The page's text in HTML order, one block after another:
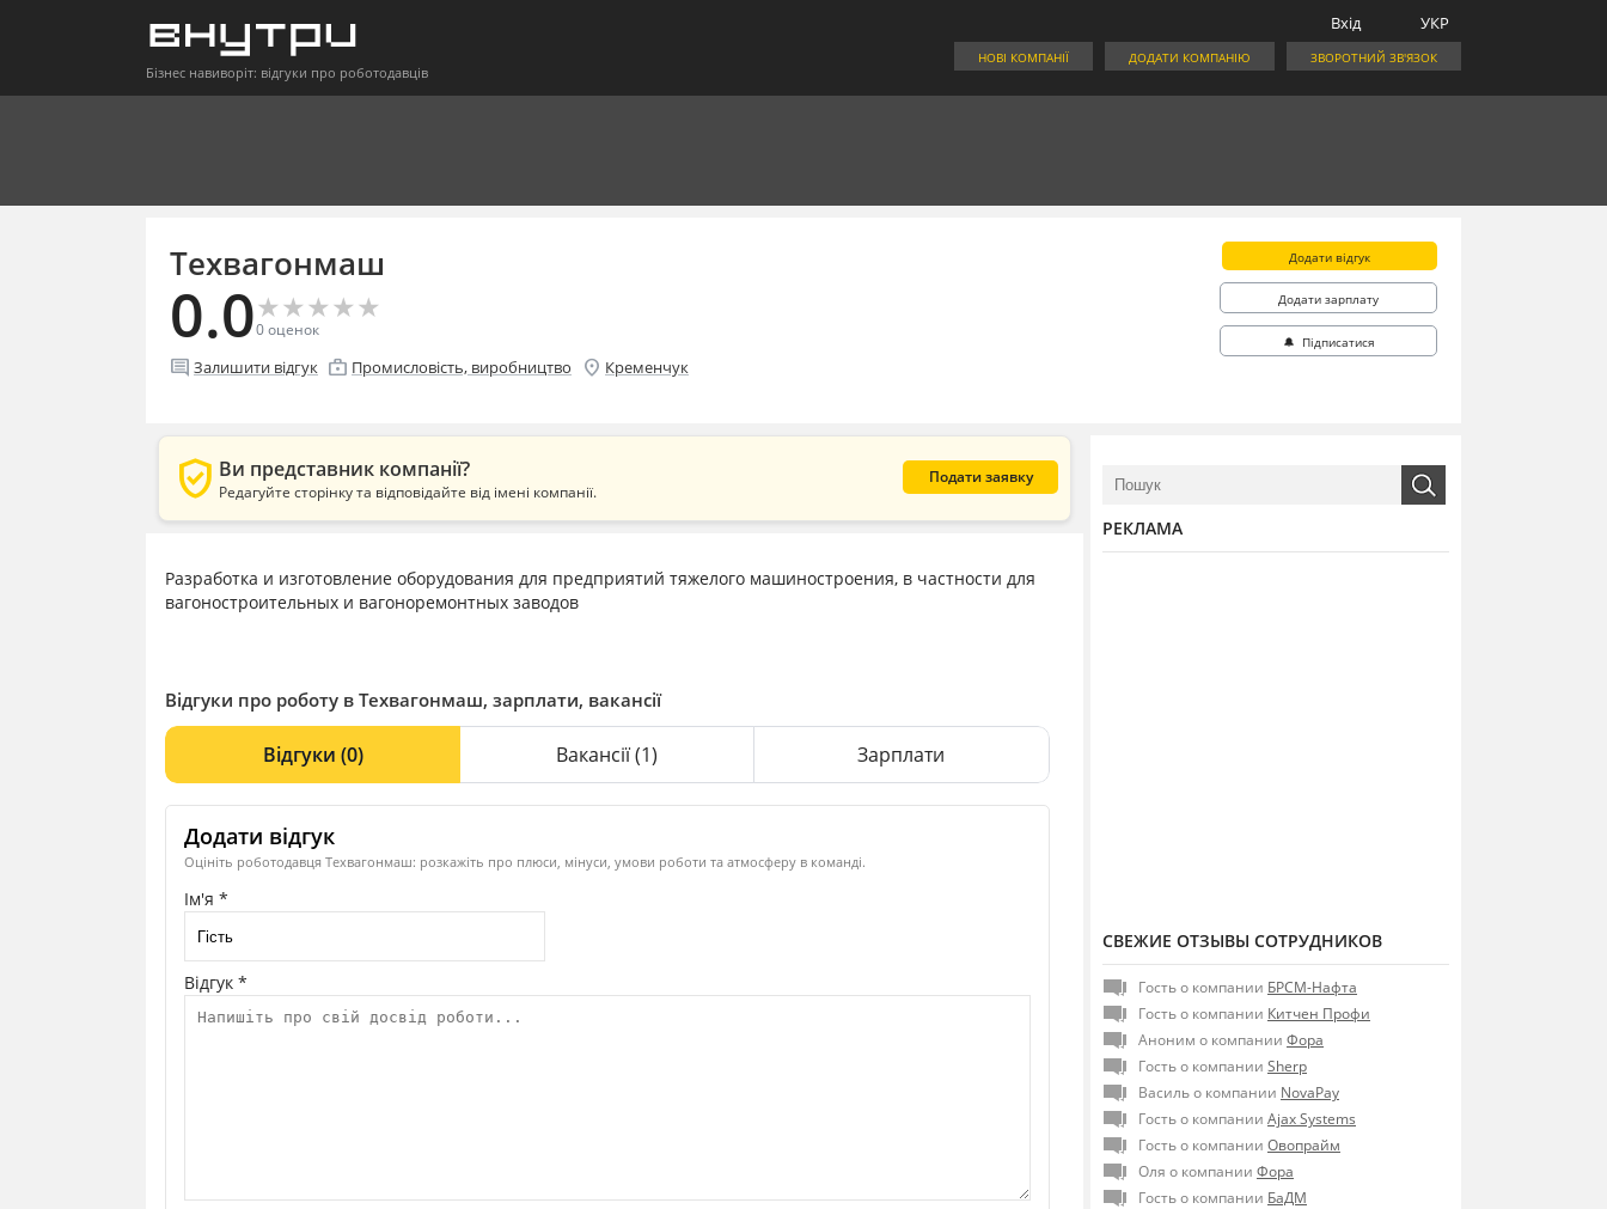
Бізнес навиворіт: відгуки про роботодавців
УКР
Вхід
ЗВОРОТНИЙ ЗВ'ЯЗОК
ДОДАТИ КОМПАНІЮ
НОВІ КОМПАНІЇ
Техвагонмаш
0.0★
★★
★★
★★
★★
★
0оценок
comment Залишити відгук enterprise Промисловість, виробництво location_on Кременчук
Додати відгук
Додати зарплату
🔔 Підписатися
verified_user Ви представник компанії?
Редагуйте сторінку та відповідайте від імені компанії.
Подати заявку
Разработка и изготовление оборудования для предприятий тяжелого машиностроения, в частности для
вагоностроительных и вагоноремонтных заводов
Відгуки про роботу в Техвагонмаш, зарплати, вакансії
Відгуки (0) Вакансії(1) Зарплати
Додати відгук
Оцініть роботодавця Техвагонмаш: розкажіть про плюси, мінуси, умови роботи та атмосферу в команді.
Ім'я *
Відгук *
РЕКЛАМА
СВЕЖИЕ ОТЗЫВЫ СОТРУДНИКОВ
Гость о компании БРСМ-Нафта
Гость о компании Китчен Профи
Аноним о компании Фора
Гость о компании Sherp
Василь о компании NovaPay
Гость о компании Ajax Systems
Гость о компании Овопрайм
Оля о компании Фора
Гость о компании БаДМ